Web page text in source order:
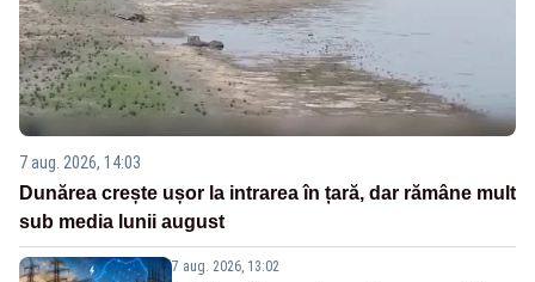
7 aug. 2026, 14:03
Dunărea crește ușor la intrarea în țară, dar rămâne mult
sub media lunii august
7 aug. 2026, 13:02